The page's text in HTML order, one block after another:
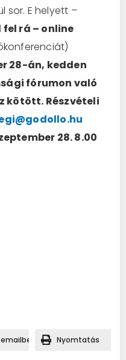
sor. E helyett –
rá – online
28-án, kedden
fórumon való
kötött. Részvételi
28. 8.00
Nyomtatás